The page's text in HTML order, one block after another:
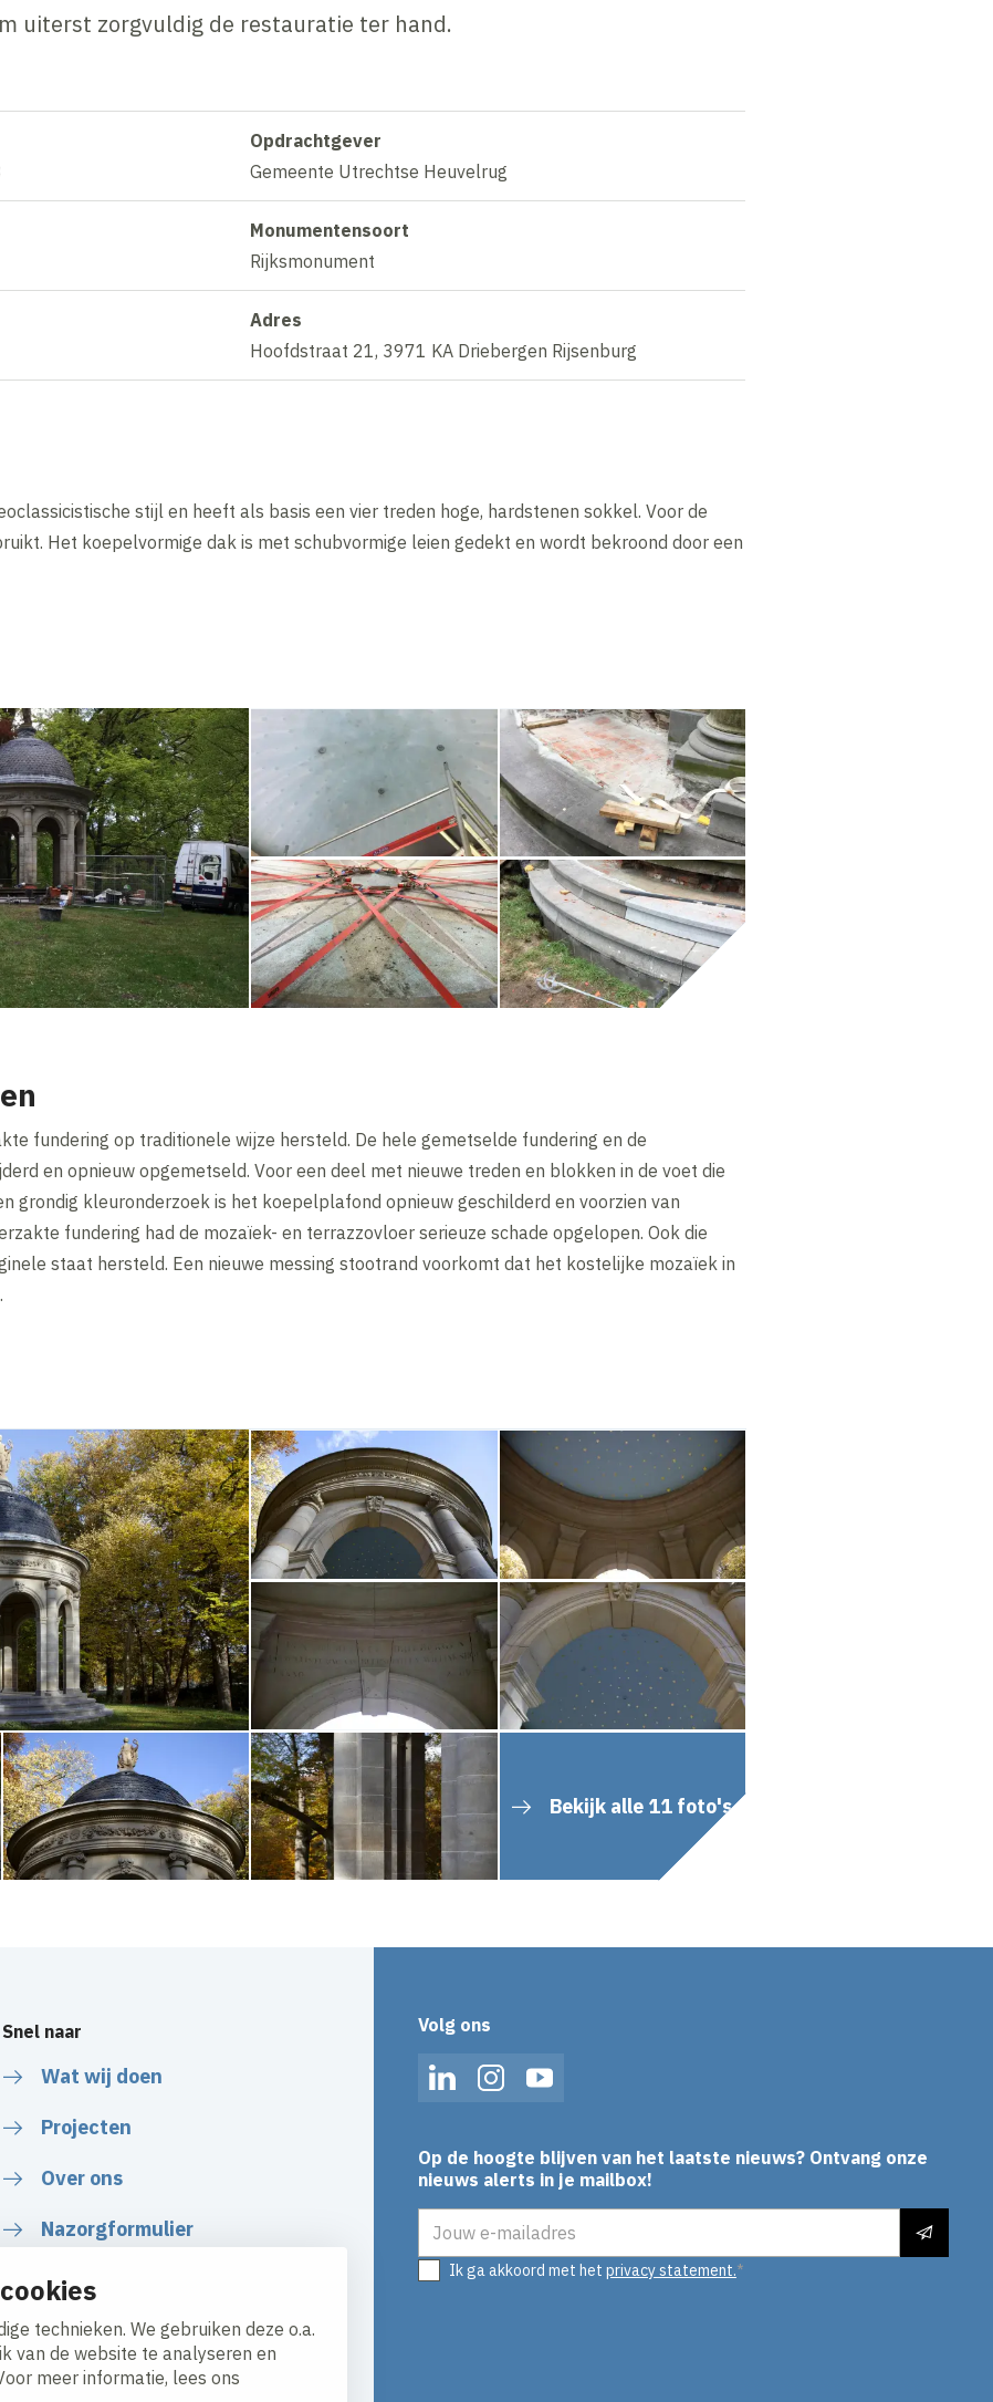
technieken. We gebruiken deze o.a.
van de website te analyseren en
meer informatie, lees ons
uiterst zorgvuldig de restauratie ter hand.
Opdrachtgever
Gemeente Utrechtse Heuvelrug
Monumentensoort
Rijksmonument
Adres
Hoofdstraat 21, 3971 KA Driebergen Rijsenburg
stijl en heeft als basis een vier treden hoge, hardstenen sokkel. Voor de
Het koepelvormige dak is met schubvormige leien gedekt en wordt bekroond door een
fundering op traditionele wijze hersteld. De hele gemetselde fundering en de
en opnieuw opgemetseld. Voor een deel met nieuwe treden en blokken in de voet die
grondig kleuronderzoek is het koepelplafond opnieuw geschilderd en voorzien van
fundering had de mozaïek- en terrazzovloer serieuze schade opgelopen. Ook die
staat hersteld. Een nieuwe messing stootrand voorkomt dat het kostelijke mozaïek in
Bekijk alle 11 foto's
Snel naar
Wat wij doen
Projecten
Over ons
Nazorgformulier
Volg ons
LinkedInInstagramYouTube
Op de hoogte blijven van het laatste nieuws? Ontvang onze
nieuws alerts in je mailbox!
Ik ga akkoord met het privacy statement.